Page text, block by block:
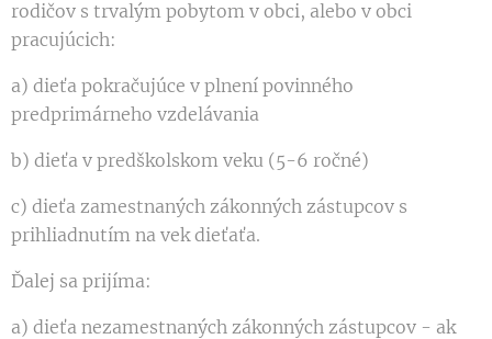
rodičov s trvalým pobytom v obci, alebo v obci
pracujúcich:
a) dieťa pokračujúce v plnení povinného
predprimárneho vzdelávania
b) dieťa v predškolskom veku (5-6 ročné)
c) dieťa zamestnaných zákonných zástupcov s
prihliadnutím na vek dieťaťa.
Ďalej sa prijíma:
a) dieťa nezamestnaných zákonných zástupcov - ak